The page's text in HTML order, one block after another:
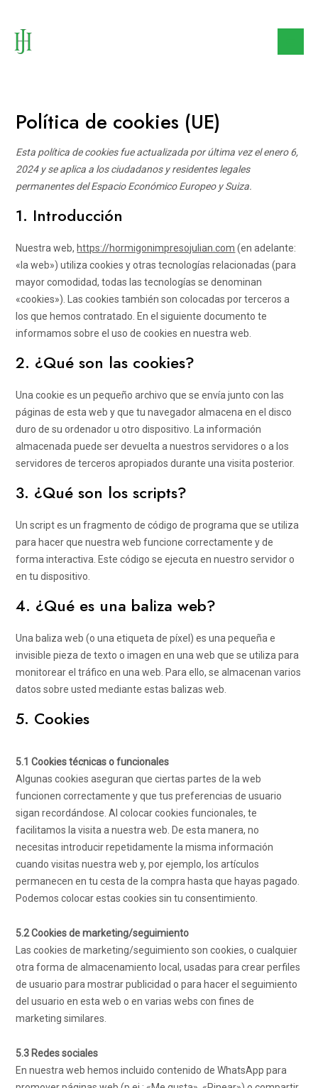
contenido
Política de cookies (UE)
Esta política de cookies fue actualizada por última vez el enero 6,
2024 y se aplica a los ciudadanos y residentes legales
permanentes del Espacio Económico Europeo y Suiza.
1. Introducción
Nuestra web, https://hormigonimpresojulian.com (en adelante:
«la web») utiliza cookies y otras tecnologías relacionadas (para
mayor comodidad, todas las tecnologías se denominan
«cookies»). Las cookies también son colocadas por terceros a
los que hemos contratado. En el siguiente documento te
informamos sobre el uso de cookies en nuestra web.
2. ¿Qué son las cookies?
Una cookie es un pequeño archivo que se envía junto con las
páginas de esta web y que tu navegador almacena en el disco
duro de su ordenador u otro dispositivo. La información
almacenada puede ser devuelta a nuestros servidores o a los
servidores de terceros apropiados durante una visita posterior.
3. ¿Qué son los scripts?
Un script es un fragmento de código de programa que se utiliza
para hacer que nuestra web funcione correctamente y de
forma interactiva. Este código se ejecuta en nuestro servidor o
en tu dispositivo.
4. ¿Qué es una baliza web?
Una baliza web (o una etiqueta de píxel) es una pequeña e
invisible pieza de texto o imagen en una web que se utiliza para
monitorear el tráfico en una web. Para ello, se almacenan varios
datos sobre usted mediante estas balizas web.
5. Cookies
5.1 Cookies técnicas o funcionales
Algunas cookies aseguran que ciertas partes de la web
funcionen correctamente y que tus preferencias de usuario
sigan recordándose. Al colocar cookies funcionales, te
facilitamos la visita a nuestra web. De esta manera, no
necesitas introducir repetidamente la misma información
cuando visitas nuestra web y, por ejemplo, los artículos
permanecen en tu cesta de la compra hasta que hayas pagado.
Podemos colocar estas cookies sin tu consentimiento.
5.2 Cookies de marketing/seguimiento
Las cookies de marketing/seguimiento son cookies, o cualquier
otra forma de almacenamiento local, usadas para crear perfiles
de usuario para mostrar publicidad o para hacer el seguimiento
del usuario en esta web o en varias webs con fines de
marketing similares.
5.3 Redes sociales
En nuestra web hemos incluido contenido de WhatsApp para